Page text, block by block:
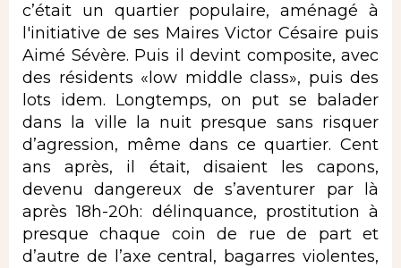
c’était un quartier populaire, aménagé à
l'initiative de ses Maires Victor Césaire puis
Aimé Sévère. Puis il devint composite, avec
des résidents «low middle class», puis des
lots idem. Longtemps, on put se balader
dans la ville la nuit presque sans risquer
d’agression, même dans ce quartier. Cent
ans après, il était, disaient les capons,
devenu dangereux de s’aventurer par là
après 18h-20h: délinquance, prostitution à
presque chaque coin de rue de part et
d’autre de l’axe central, bagarres violentes,